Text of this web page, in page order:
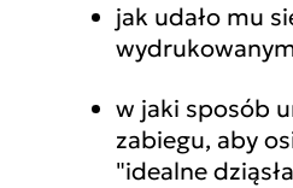
jak udało mu
w jaki sposób
zabiegu, aby
"idealne